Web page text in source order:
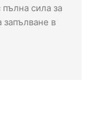
пълна сила за
в